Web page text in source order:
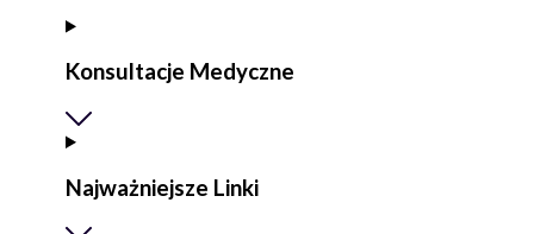
Konsultacje Medyczne
Najważniejsze Linki